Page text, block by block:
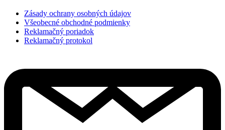
Zásady ochrany osobných údajov
Všeobecné obchodné podmienky
Reklamačný poriadok
Reklamačný protokol